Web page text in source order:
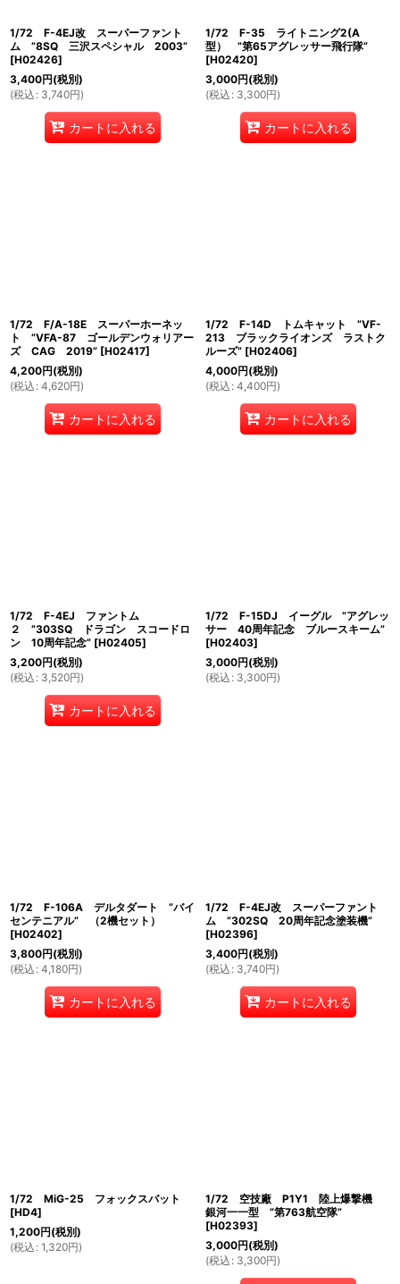
1/72 F-4EJ改 スーパーファント
ム ”8SQ 三沢スペシャル 2003”
[H02426]
3,400円(税別)
(税込 : 3,740円)
カートに入れる
1/72 F-35 ライトニング2(A
型） ”第65アグレッサー飛行隊”
[H02420]
3,000円(税別)
(税込 : 3,300円)
カートに入れる
1/72 F/A-18E スーパーホーネッ
ト ”VFA-87 ゴールデンウォリアー
ズ CAG 2019” [H02417]
4,200円(税別)
(税込 : 4,620円)
カートに入れる
1/72 F-14D トムキャット ”VF-
213 ブラックライオンズ ラストク
ルーズ” [H02406]
4,000円(税別)
(税込 : 4,400円)
カートに入れる
1/72 F-4EJ ファントム
２ ”303SQ ドラゴン スコードロ
ン 10周年記念” [H02405]
3,200円(税別)
(税込 : 3,520円)
カートに入れる
1/72 F-15DJ イーグル ”アグレッ
サー 40周年記念 ブルースキーム”
[H02403]
3,000円(税別)
(税込 : 3,300円)
1/72 F-106A デルタダート ”バイ
センテニアル” （2機セット）
[H02402]
3,800円(税別)
(税込 : 4,180円)
カートに入れる
1/72 F-4EJ改 スーパーファント
ム ”302SQ 20周年記念塗装機”
[H02396]
3,400円(税別)
(税込 : 3,740円)
カートに入れる
1/72 MiG-25 フォックスバット
[HD4]
1,200円(税別)
(税込 : 1,320円)
1/72 空技廠 P1Y1 陸上爆撃機
銀河一一型 ”第763航空隊”
[H02393]
3,000円(税別)
(税込 : 3,300円)